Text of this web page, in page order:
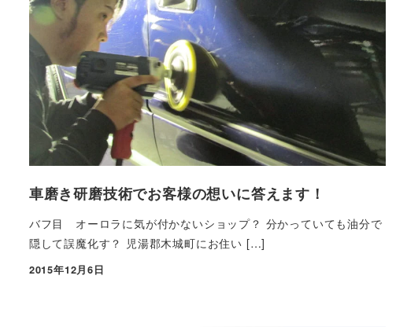
車磨き研磨技術でお客様の想いに答えます！
バフ目 オーロラに気が付かないショップ？ 分かっていても油分で
隠して誤魔化す？ 児湯郡木城町にお住い […]
投稿日
2015年12月6日